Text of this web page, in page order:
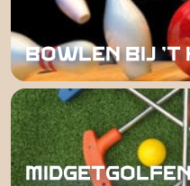
BOWLEN BIJ 'T